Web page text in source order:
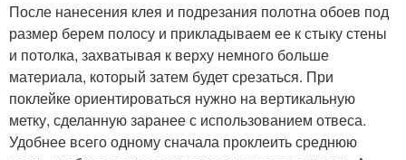
После нанесения клея и подрезания полотна обоев под
размер берем полосу и прикладываем ее к стыку стены
и потолка, захватывая к верху немного больше
материала, который затем будет срезаться. При
поклейке ориентироваться нужно на вертикальную
метку, сделанную заранее с использованием отвеса.
Удобнее всего одному сначала проклеить среднюю